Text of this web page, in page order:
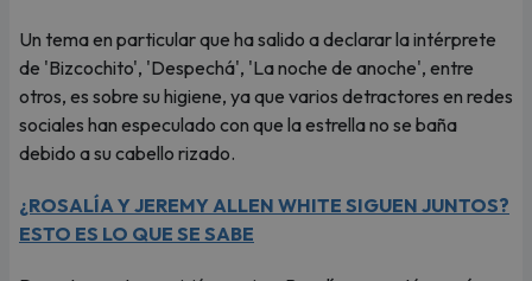
Un tema en particular que ha salido a declarar la intérprete
de 'Bizcochito', 'Despechá', 'La noche de anoche', entre
otros, es sobre su higiene, ya que varios detractores en redes
sociales han especulado con que la estrella no se baña
debido a su cabello rizado.
¿ROSALÍA Y JEREMY ALLEN WHITE SIGUEN JUNTOS?
ESTO ES LO QUE SE SABE